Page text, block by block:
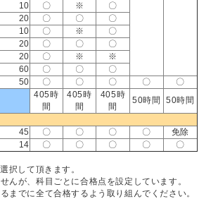
10 〇 ※
〇
20 〇 〇
〇
10 〇 ※
〇
20 〇 〇
〇
20 〇 ※
※
60 〇 〇
〇
50 〇 〇 〇 〇
〇
405時
間
405時
間
405時
間
50時間
50時間
45 〇 〇 〇 〇
免除
14 〇 〇 〇 〇
〇
択して頂きます。
んが、科目ごとに合格点を設定しています。
までに全て合格するよう取り組んでください。